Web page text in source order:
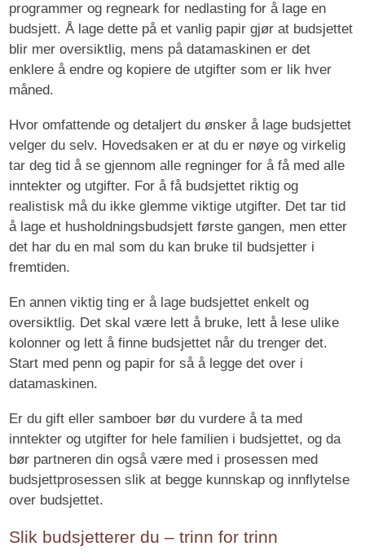
programmer og regneark for nedlasting for å lage en
budsjett. Å lage dette på et vanlig papir gjør at budsjettet
blir mer oversiktlig, mens på datamaskinen er det
enklere å endre og kopiere de utgifter som er lik hver
måned.
Hvor omfattende og detaljert du ønsker å lage budsjettet
velger du selv. Hovedsaken er at du er nøye og virkelig
tar deg tid å se gjennom alle regninger for å få med alle
inntekter og utgifter. For å få budsjettet riktig og
realistisk må du ikke glemme viktige utgifter. Det tar tid
å lage et husholdningsbudsjett første gangen, men etter
det har du en mal som du kan bruke til budsjetter i
fremtiden.
En annen viktig ting er å lage budsjettet enkelt og
oversiktlig. Det skal være lett å bruke, lett å lese ulike
kolonner og lett å finne budsjettet når du trenger det.
Start med penn og papir for så å legge det over i
datamaskinen.
Er du gift eller samboer bør du vurdere å ta med
inntekter og utgifter for hele familien i budsjettet, og da
bør partneren din også være med i prosessen med
budsjettprosessen slik at begge kunnskap og innflytelse
over budsjettet.
Slik budsjetterer du – trinn for trinn